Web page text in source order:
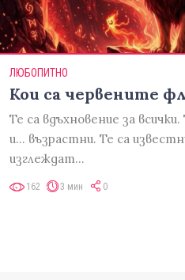
ЛЮБОПИТНО
Кои са червените
Те са вдъхновение за
и... възрастни. Те са
изглеждат…
162 3 мин 0